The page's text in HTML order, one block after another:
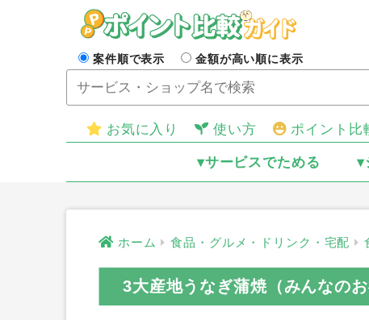
案件順で表示 金額が高い順に表示
お気に入り 使い方 ポイント比
▾サービスでためる ▾
ホーム 食品・グルメ・ドリンク・宅配
3大産地うなぎ蒲焼（みんなの